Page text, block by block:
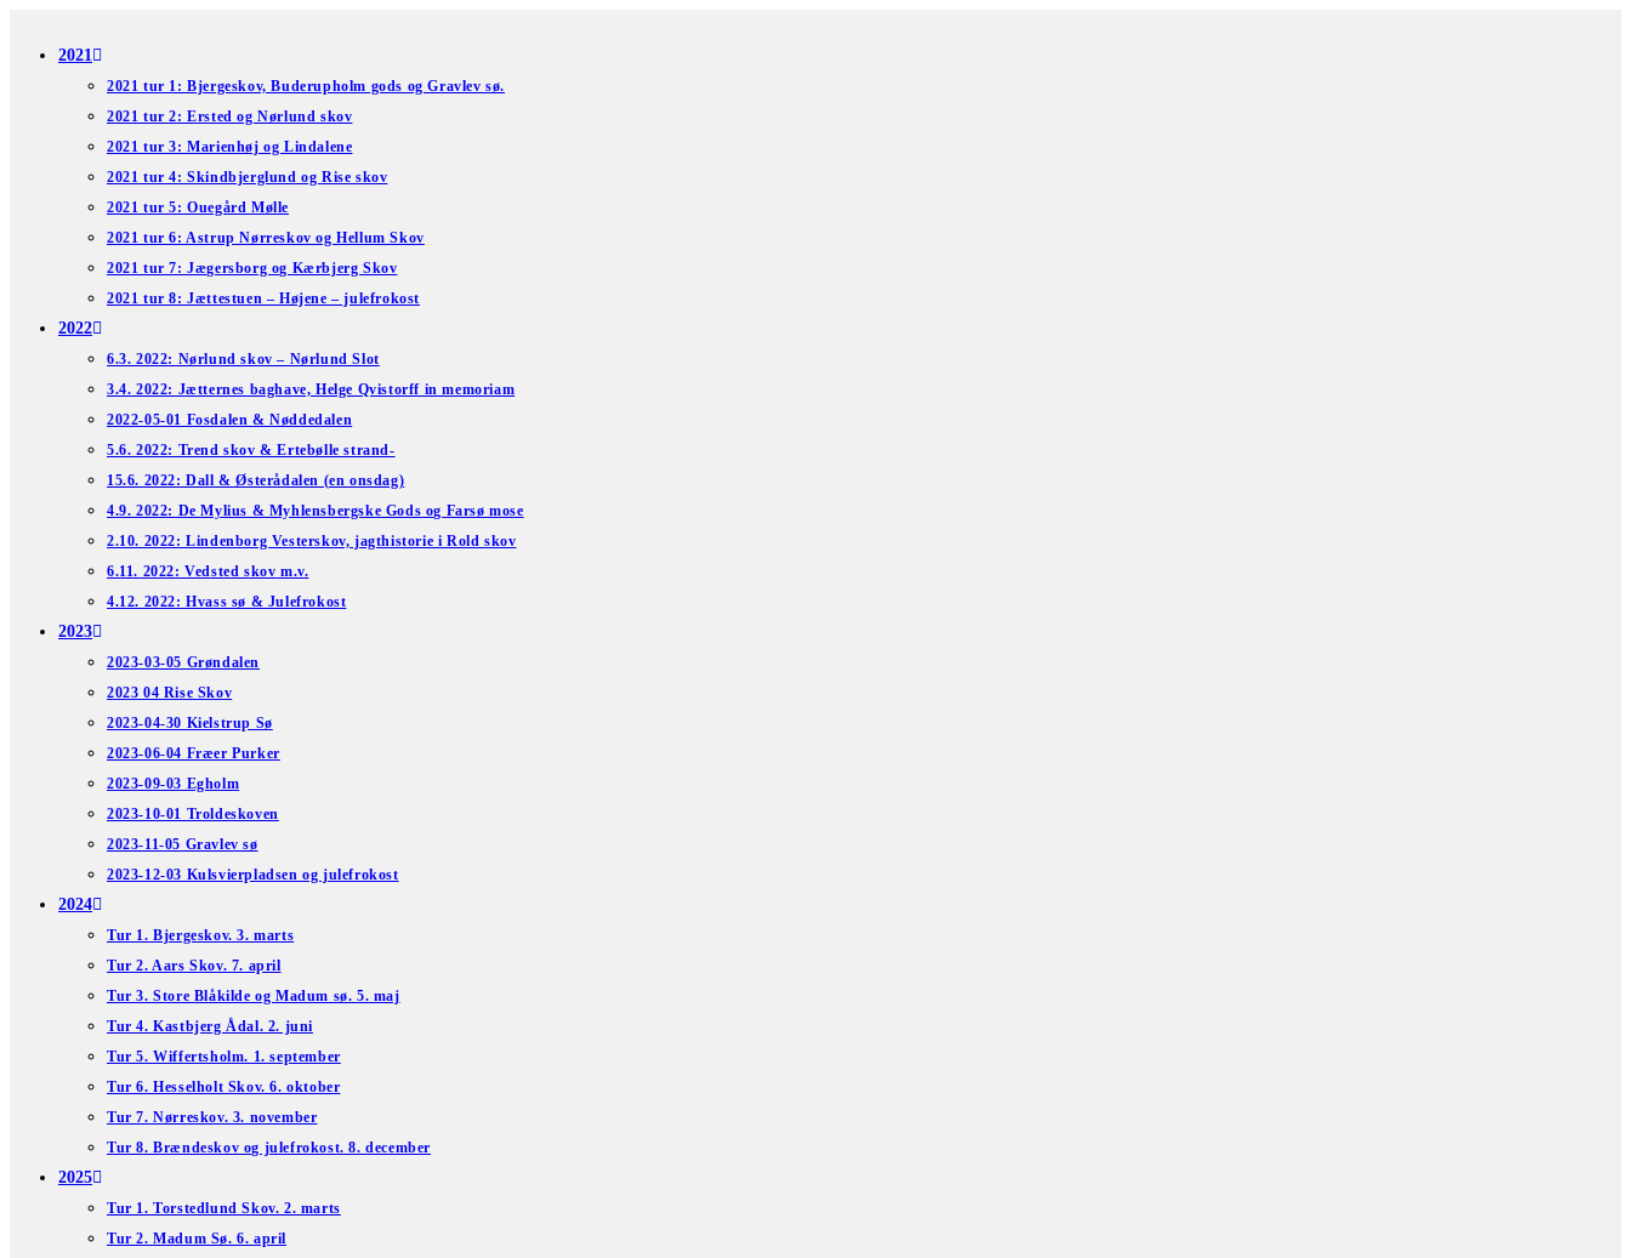
2021
2021 tur 1: Bjergeskov, Buderupholm gods og Gravlev sø.
2021 tur 2: Ersted og Nørlund skov
2021 tur 3: Marienhøj og Lindalene
2021 tur 4: Skindbjerglund og Rise skov
2021 tur 5: Ouegård Mølle
2021 tur 6: Astrup Nørreskov og Hellum Skov
2021 tur 7: Jægersborg og Kærbjerg Skov
2021 tur 8: Jættestuen – Højene – julefrokost
2022
6.3. 2022: Nørlund skov – Nørlund Slot
3.4. 2022: Jætternes baghave, Helge Qvistorff in memoriam
2022-05-01 Fosdalen & Nøddedalen
5.6. 2022: Trend skov & Ertebølle strand-
15.6. 2022: Dall & Østerådalen (en onsdag)
4.9. 2022: De Mylius & Myhlensbergske Gods og Farsø mose
2.10. 2022: Lindenborg Vesterskov, jagthistorie i Rold skov
6.11. 2022: Vedsted skov m.v.
4.12. 2022: Hvass sø & Julefrokost
2023
2023-03-05 Grøndalen
2023 04 Rise Skov
2023-04-30 Kielstrup Sø
2023-06-04 Fræer Purker
2023-09-03 Egholm
2023-10-01 Troldeskoven
2023-11-05 Gravlev sø
2023-12-03 Kulsvierpladsen og julefrokost
2024
Tur 1. Bjergeskov. 3. marts
Tur 2. Aars Skov. 7. april
Tur 3. Store Blåkilde og Madum sø. 5. maj
Tur 4. Kastbjerg Ådal. 2. juni
Tur 5. Wiffertsholm. 1. september
Tur 6. Hesselholt Skov. 6. oktober
Tur 7. Nørreskov. 3. november
Tur 8. Brændeskov og julefrokost. 8. december
2025
Tur 1. Torstedlund Skov. 2. marts
Tur 2. Madum Sø. 6. april